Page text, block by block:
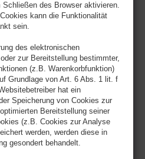
Schließen des Browser aktivieren.
kann die Funktionalität
sein.
des elektronischen
zur Bereitstellung bestimmter,
(z.B. Warenkorbfunktion)
Grundlage von Art. 6 Abs. 1 lit. f
hat ein
Speicherung von Cookies zur
Bereitstellung seiner
(z.B. Cookies zur Analyse
werden, werden diese in
gesondert behandelt.